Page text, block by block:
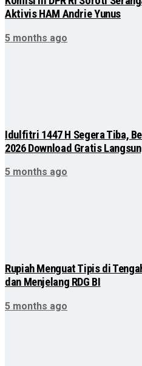
Aktivis HAM Andrie Yunus
5 months ago
Idulfitri 1447 H Segera Tiba,
2026 Download Gratis
5 months ago
Rupiah Menguat Tipis di
dan Menjelang RDG BI
5 months ago